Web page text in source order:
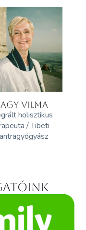
VILMA
holisztikus
/ Tibeti